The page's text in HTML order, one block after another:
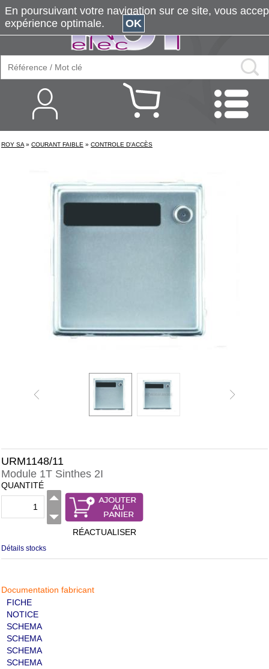
ROY SA » COURANT FAIBLE » CONTROLE D'ACCÈS
URM1148/11
Module 1T Sinthes 2I
QUANTITÉ
RÉACTUALISER
Détails stocks
Documentation fabricant
FICHE
NOTICE
SCHEMA
SCHEMA
SCHEMA
SCHEMA
En poursuivant votre navigation sur ce site, vous
expérience optimale.
OK